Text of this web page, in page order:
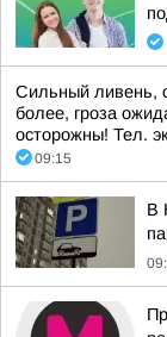
Сильный ливень,
более, гроза
осторожны! Тел.
09:15
В